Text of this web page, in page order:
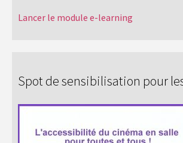
Lancer le module e-learning
Spot de sensibilisation pour